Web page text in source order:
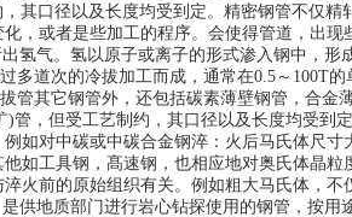
其口径以及长度均受到定。精密钢管不仅
，或者是些加工的程序。会使得管道，出现
氢气。氢以原子或离子的形式渗入钢中，形
道次的冷拔加工而成，通常在0.5～100T
其它钢管外，还包括碳素薄壁钢管，合金
管，但受工艺制约，其口径以及长度均受到
如对中碳或中碳合金钢淬：火后马氏体尺
如工具钢，髙速钢，也相应地对奥氏体晶粒
火前的原始组织有关。例如粗大马氏体，不
供地质部门进行岩心钻探使用的钢管，按用